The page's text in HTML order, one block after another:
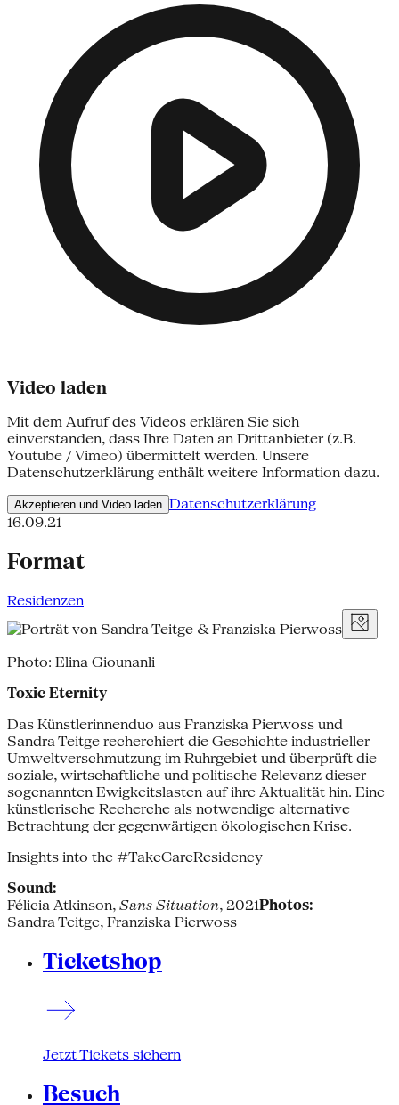
Video laden
Mit dem Aufruf des Videos erklären Sie sich
einverstanden, dass Ihre Daten an Drittanbieter (z.B.
Youtube / Vimeo) übermittelt werden. Unsere
Datenschutzerklärung enthält weitere Information dazu.
Akzeptieren und Video laden Datenschutzerklärung
16.09.21
Format
Residenzen
Photo: Elina Giounanli
Toxic Eternity
Das Künstlerinnenduo aus Franziska Pierwoss und
Sandra Teitge recherchiert die Geschichte industrieller
Umweltverschmutzung im Ruhrgebiet und überprüft die
soziale, wirtschaftliche und politische Relevanz dieser
sogenannten Ewigkeitslasten auf ihre Aktualität hin. Eine
künstlerische Recherche als notwendige alternative
Betrachtung der gegenwärtigen ökologischen Krise.
Insights into the #TakeCareResidency
Sound:
Félicia Atkinson, Sans Situation, 2021Photos:
Sandra Teitge, Franziska Pierwoss
Ticketshop
Jetzt Tickets sichern
Besuch